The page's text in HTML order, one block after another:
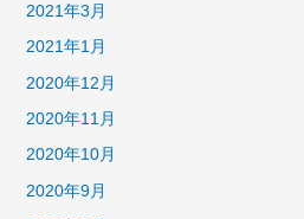
2021年3月
2021年1月
2020年12月
2020年11月
2020年10月
2020年9月